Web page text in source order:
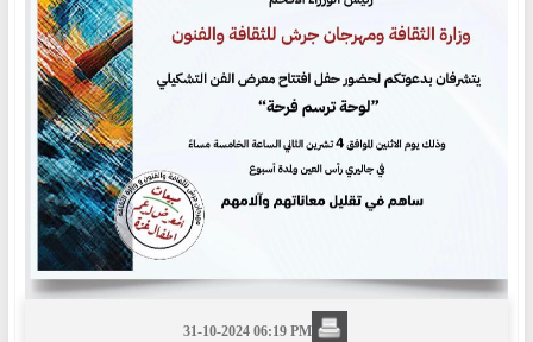
31-10-2024 06:19 PM